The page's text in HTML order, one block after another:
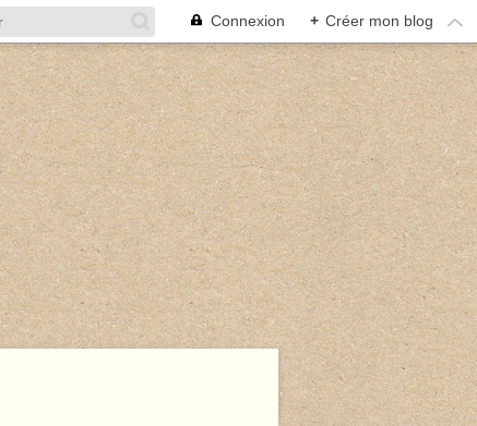
Connexion + Créer mon blog